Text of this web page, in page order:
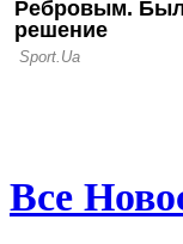
Все